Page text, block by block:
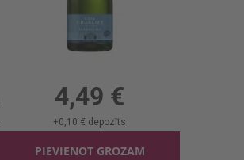
Dzirkst.vīns Casa Charlize B/a 0%
4,49 €
+0,10 € depozīts
PIEVIENOT GROZAM